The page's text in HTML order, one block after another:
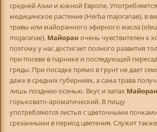
средней Азии и южной Европе.
медицинское растение (Herba majoranae), в
травы или майоранного эфирного масла
mojaranae), Майоран очень чувствителен к
поэтому у нас достигает полного развития
при посеве в парнике и последующей
гряды. При посадке прямо в грунт не дает
даже в средних губерниях, а сама трава
лишь позднею осенью. Вкус и запах Майоран
горьковато-ароматический. В пищу
употребляются листья с цветочными
срезанными в период цветения. Служит